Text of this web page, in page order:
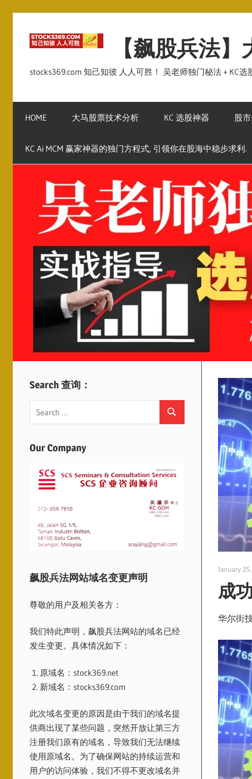
content
【飙股兵法
stocks369.com 知己知彼 人人可胜！ 吴老师独门秘法 + KC
HOME 大马股票技术分析 KC 选股神器 股
KC Ai MCM 赢家神器的独门方程式, 引领你在股海中稳步求利.
January
成
华尔街
Search 查询：
Search
Our Company
飙股兵法网站域名变更声明
尊敬的用户及相关各方：
我们特此声明，飙股兵法网站的域名已经
发生变更。具体情况如下：
原域名：stock369.net
新域名：stocks369.com
此次域名变更的原因是由于我们的域名提
供商出现了某些问题，突然开放让第三方
注册我们原有的域名，导致我们无法继续
使用原域名。为了确保网站的持续运营和
用户的访问体验，我们不得不更改域名并